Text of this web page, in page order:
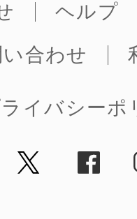
ヘルプ
合わせ
イバシーポ